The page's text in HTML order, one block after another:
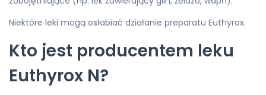
Niektóre leki mogą osłabiać działanie preparatu Euthyrox.
Kto jest producentem leku
Euthyrox N?